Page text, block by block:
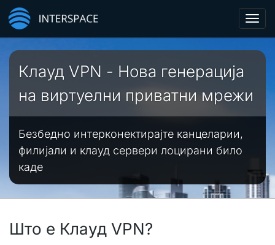
Клауд VPN - Нова генерација
на виртуелни приватни мрежи
Безбедно интерконектирајте канцеларии,
филијали и клауд сервери лоцирани било
каде
Што е Клауд VPN?